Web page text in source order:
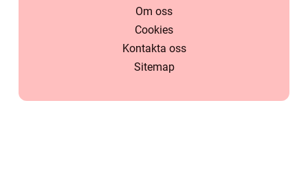
Om oss
Cookies
Kontakta oss
Sitemap